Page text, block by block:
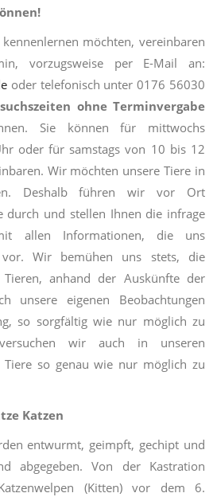
möchten, vereinbaren
vorzugsweise per E-Mail an:
oder telefonisch unter 0176 56030
ohne Terminvergabe
Sie können für mittwochs
oder für samstags von 10 bis 12
Wir möchten unsere Tiere in
Deshalb führen wir vor Ort
durch und stellen Ihnen die infrage
allen Informationen, die uns
vor. Wir bemühen uns stets, die
Tieren, anhand der Auskünfte der
unsere eigenen Beobachtungen
so sorgfältig wie nur möglich zu
wir auch in unseren
so genau wie nur möglich zu
Katzen
entwurmt, geimpft, gechipt und
abgegeben. Von der Kastration
(Kitten) vor dem 6.